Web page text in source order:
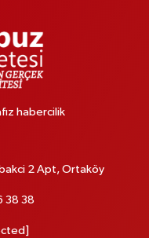
habercilik
2 Apt, Ortaköy
38 38